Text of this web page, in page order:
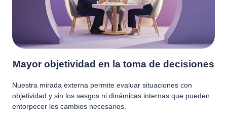
Mayor objetividad en la toma de decisiones
Nuestra mirada externa permite evaluar situaciones con
objetividad y sin los sesgos ni dinámicas internas que pueden
entorpecer los cambios necesarios.